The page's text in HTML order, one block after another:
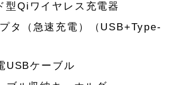
型Qiワイヤレス充電器
タ（急速充電）（USB+Type-
USBケーブル